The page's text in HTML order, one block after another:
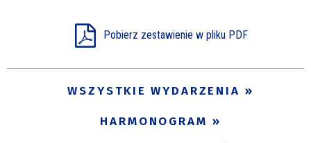
Pobierz zestawienie w pliku PDF
WSZYSTKIE WYDARZENIA
HARMONOGRAM